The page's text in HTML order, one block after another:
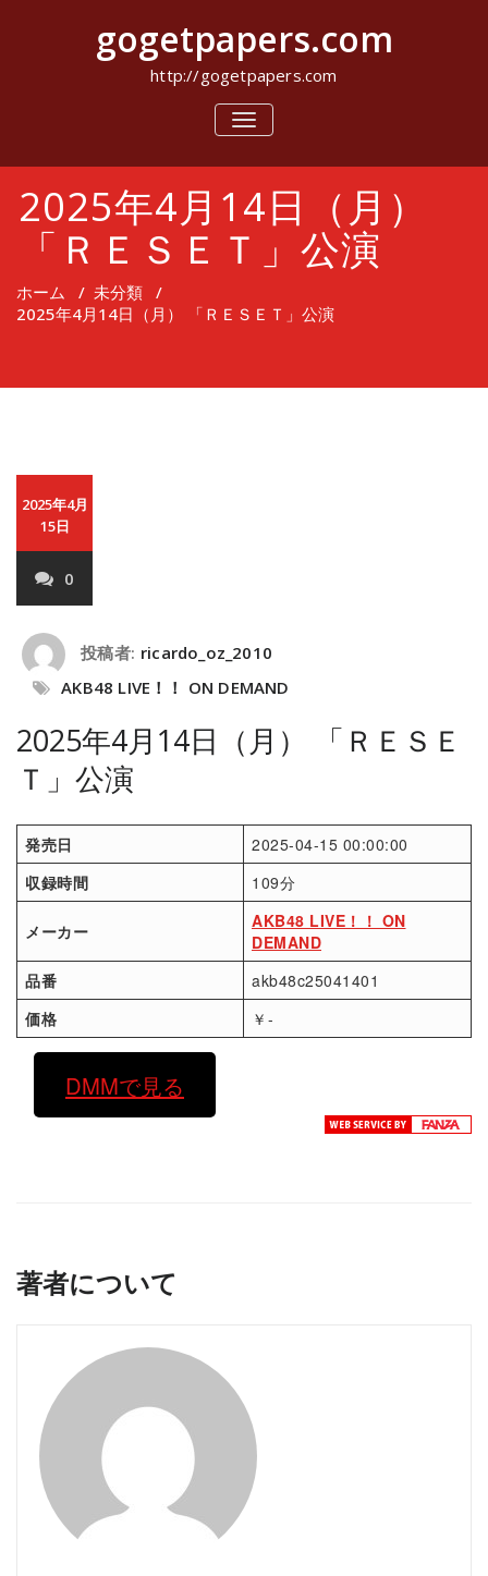
キ
gogetpapers.com
http://gogetpapers.com
ナ
ビ
シ
ョ
替
え
2025年4月14日（月）
「ＲＥＳＥＴ」公演
ホーム / 未分類 /
2025年4月14日（月） 「ＲＥＳＥＴ」公演
2025年4月
15日
0
投稿者: ricardo_oz_2010
AKB48 LIVE！！ ON DEMAND
2025年4月14日（月） 「ＲＥＳＥ
Ｔ」公演
発売日
2025-04-15 00:00:00
収録時間
109分
メーカー
AKB48 LIVE！！ ON
DEMAND
品番
akb48c25041401
価格
￥-
DMMで見る
著者について